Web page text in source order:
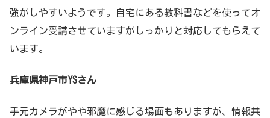
強がしやすいようです。自宅にある教科書などを使ってオ
ンライン受講させていますがしっかりと対応してもらえて
います。
兵庫県神戸市YSさん
手元カメラがやや邪魔に感じる場面もありますが、情報共